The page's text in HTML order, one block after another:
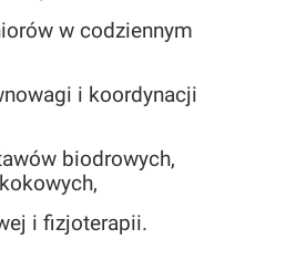
w codziennym
i koordynacji
biodrowych,
i fizjoterapii.